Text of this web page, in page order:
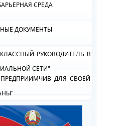
СРЕДА
ДОКУМЕНТЫ
РУКОВОДИТЕЛЬ В
СЕТИ"
ДЛЯ СВОЕЙ